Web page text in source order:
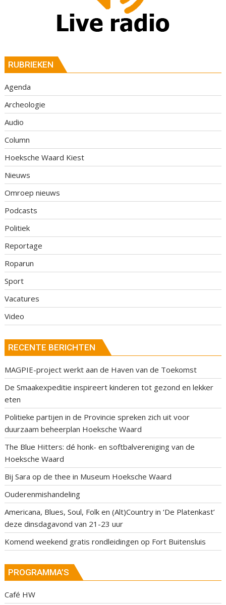
RUBRIEKEN
Agenda
Archeologie
Audio
Column
Hoeksche Waard Kiest
Nieuws
Omroep nieuws
Podcasts
Politiek
Reportage
Roparun
Sport
Vacatures
Video
RECENTE BERICHTEN
MAGPIE-project werkt aan de Haven van de Toekomst
De Smaakexpeditie inspireert kinderen tot gezond en lekker
eten
Politieke partijen in de Provincie spreken zich uit voor
duurzaam beheerplan Hoeksche Waard
The Blue Hitters: dé honk- en softbalvereniging van de
Hoeksche Waard
Bij Sara op de thee in Museum Hoeksche Waard
Ouderenmishandeling
Americana, Blues, Soul, Folk en (Alt)Country in ‘De Platenkast’
deze dinsdagavond van 21-23 uur
Komend weekend gratis rondleidingen op Fort Buitensluis
PROGRAMMA’S
Café HW